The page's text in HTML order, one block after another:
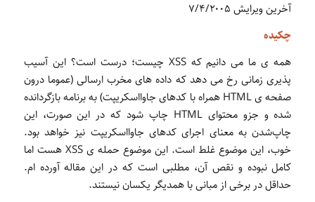
آخرین ویرایش ۷/۴/۲۰۰۵
چکیده
همه ی ما می دانیم که XSS چیست؛ درست است؟ این آسیب
پذیری زمانی رخ می دهد که داده های مخرب ارسالی (عموما درون
صفحه ی HTML همراه با کدهای جاوااسکریپت) به برنامه بازگردانده
شده و جزو محتوای HTML چاپ شود که در این صورت، این
چاپ‌شدن به معنای اجرای کدهای جاوااسکریپت نیز خواهد بود.
خوب، این موضوع غلط است. این موضوع حمله ی XSS هست اما
کامل نبوده و نقص آن،‌ مطلبی است که در این مقاله آورده ام.
حداقل در برخی از مبانی با همدیگر یکسان نیستند.